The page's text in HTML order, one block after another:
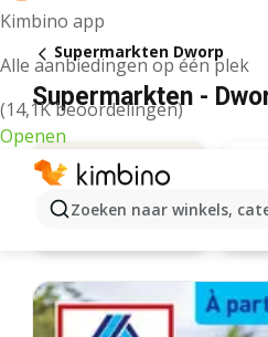
Kimbino app
Alle aanbiedingen op één plek
(14,1K beoordelingen)
Openen
Zoeken naar winkels,
Supermarkten Dworp
Supermarkten -